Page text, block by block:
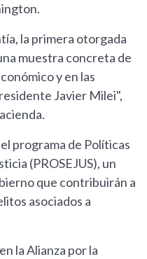
la primera otorgada
muestra concreta de
y en las
Javier Milei",
programa de Políticas
(PROSEJUS), un
que contribuirán a
asociados a
la Alianza por la